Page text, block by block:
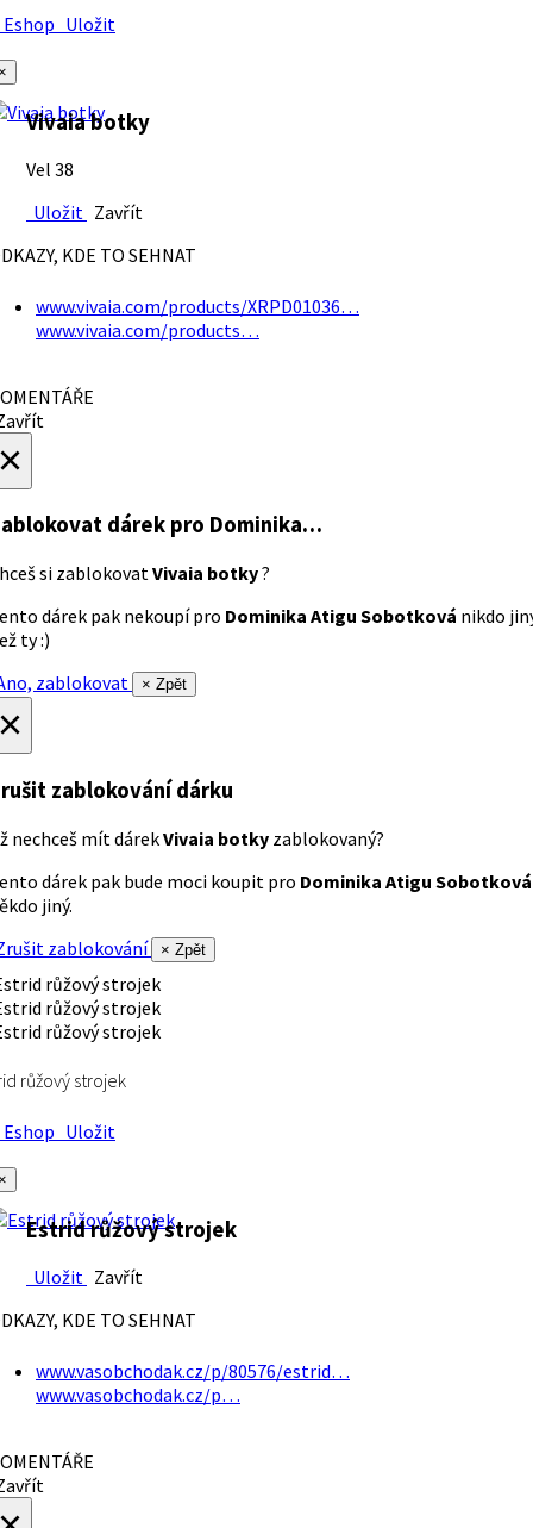
Uložit
Vivaia botky
Vel 38
Uložit Zavřít
KDE TO SEHNAT
www.vivaia.com/products/XRPD01036…
www.vivaia.com/products…
dárek pro Dominika…
si zablokovatVivaia botky?
dárek pak nekoupí pro Dominika Atigu Sobotková nikdo
ty :)
zablokovat
× Zpět
zablokování dárku
nechceš mít dárekVivaia botky zablokovaný?
dárek pak bude moci koupit pro Dominika Atigu Sobotková
jiný.
zablokování
× Zpět
růžový strojek
Uložit
Estrid růžový strojek
Uložit Zavřít
KDE TO SEHNAT
www.vasobchodak.cz/p/80576/estrid…
www.vasobchodak.cz/p…